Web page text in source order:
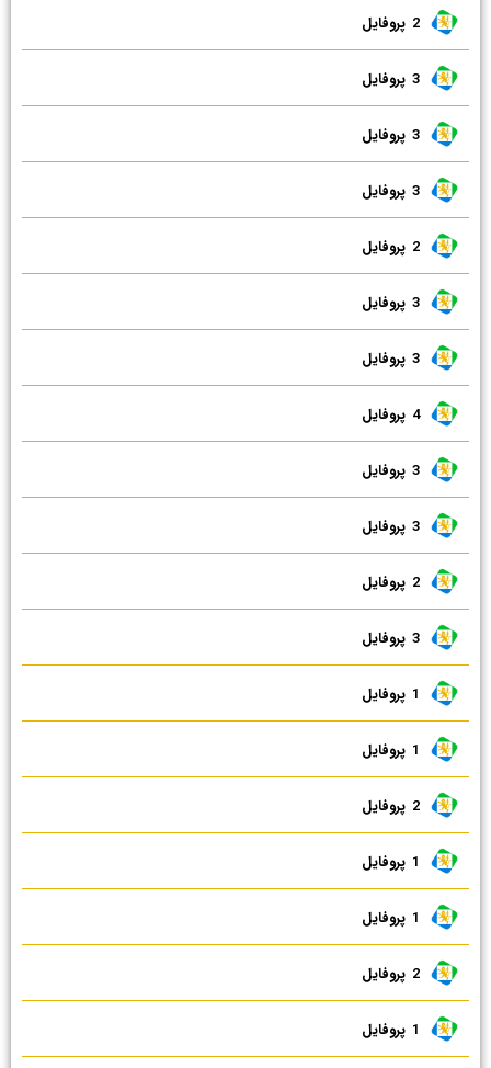
2 ‌ پروفایل
3 ‌ پروفایل
3 ‌ پروفایل
3 ‌ پروفایل
2 ‌ پروفایل
3 ‌ پروفایل
3 ‌ پروفایل
4 ‌ پروفایل
3 ‌ پروفایل
3 ‌ پروفایل
2 ‌ پروفایل
3 ‌ پروفایل
1 ‌ پروفایل
1 ‌ پروفایل
2 ‌ پروفایل
1 ‌ پروفایل
1 ‌ پروفایل
2 ‌ پروفایل
1 ‌ پروفایل